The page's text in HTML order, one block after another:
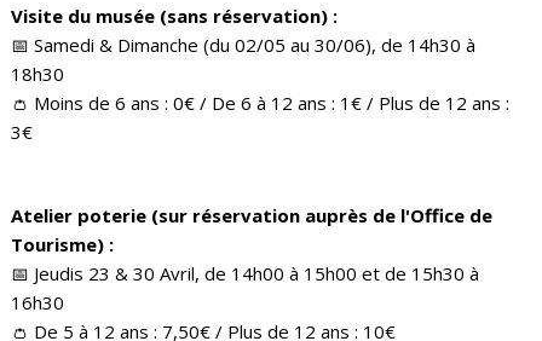
Visite du musée (sans réservation) :
📅 Samedi & Dimanche (du 02/05 au 30/06), de 14h30 à
18h30
👛 Moins de 6 ans : 0€ / De 6 à 12 ans : 1€ / Plus de 12 ans :
3€
Atelier poterie (sur réservation auprès de l'Office de
Tourisme) :
📅 Jeudis 23 & 30 Avril, de 14h00 à 15h00 et de 15h30 à
16h30
👛 De 5 à 12 ans : 7,50€ / Plus de 12 ans : 10€